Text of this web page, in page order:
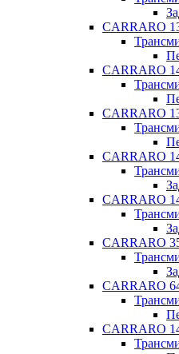
CARRARO
CARRARO
CARRARO
CARRARO
CARRARO
CARRARO
CARRARO
CARRARO